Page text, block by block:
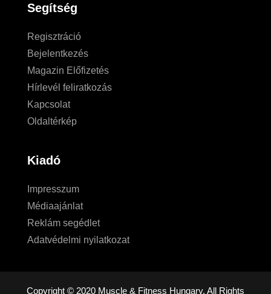
Segítség
Regisztráció
Bejelentkezés
Magazin Előfizetés
Hírlevél feliratkozás
Kapcsolat
Oldaltérkép
Kiadó
Impresszum
Médiaajánlat
Reklám segédlet
Adatvédelmi nyilatkozat
Copyright © 2020 Muscle & Fitness Hungary. All Rights